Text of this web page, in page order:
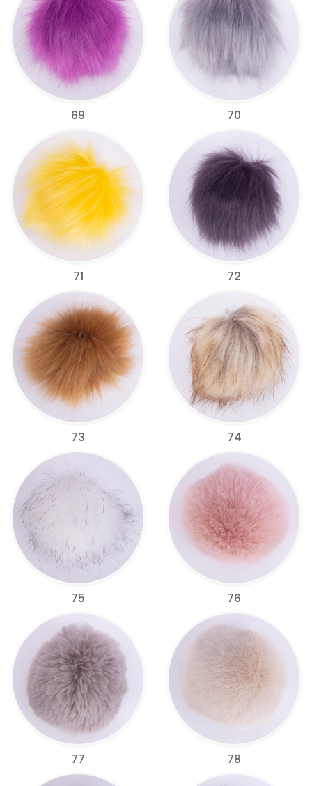
69 70
71 72
73 74
75 76
77 78